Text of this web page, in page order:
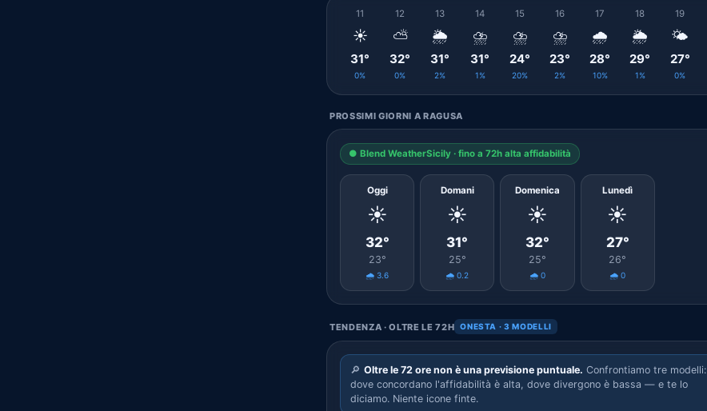
11
☀️
31°
0%
12
⛅
32°
0%
13
🌦️
31°
2%
14
⛈️
31°
1%
15
⛈️
24°
20%
16
⛈️
23°
2%
17
🌧️
28°
10%
18
🌦️
29°
1%
19
🌤️
27°
0%
PROSSIMI GIORNI A RAGUSA
● Blend WeatherSicily · fino a 72h alta affidabilità
Oggi
☀️
32°
23°
🌧️ 3.6
Domani
☀️
31°
25°
🌧️ 0.2
Domenica
☀️
32°
25°
🌧️ 0
Lunedì
☀️
27°
26°
🌧️ 0
TENDENZA · OLTRE LE 72H ONESTA · 3 MODELLI
🔎 Oltre le 72 ore non è una previsione puntuale. Confrontiamo tre modelli:
dove concordano l'affidabilità è alta, dove divergono è bassa — e te lo
diciamo. Niente icone finte.